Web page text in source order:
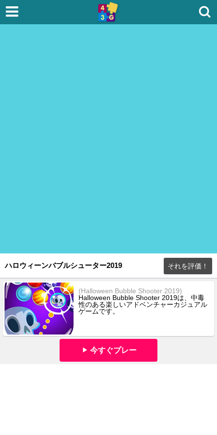
ハロウィーンバブルシューター2019 それを評価！
(Halloween Bubble Shooter 2019)
Halloween Bubble Shooter 2019は、中毒
性のある楽しいアドベンチャーカジュアル
ゲームです。
今すぐプレー